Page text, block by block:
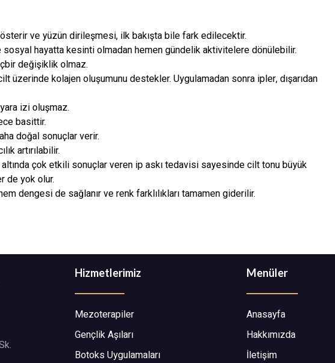
ve yüzün dirileşmesi, ilk bakışta bile fark edilecektir.
hayatta kesinti olmadan hemen gündelik aktivitelere dönülebilir.
değişiklik olmaz.
üzerinde kolajen oluşumunu destekler. Uygulamadan sonra ipler, dışarıdan
izi oluşmaz.
basittir.
doğal sonuçlar verir.
artırılabilir.
çok etkili sonuçlar veren ip askı tedavisi sayesinde cilt tonu büyük
de yok olur.
dengesi de sağlanır ve renk farklılıkları tamamen giderilir.
Hizmetlerimiz
Mezoterapiler
Gençlik Aşıları
Botoks Uygulamaları
Menüler
Anasayfa
Hakkımızda
İletişim